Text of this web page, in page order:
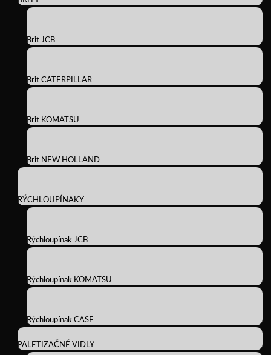
Brit JCB
Brit CATERPILLAR
Brit KOMATSU
Brit NEW HOLLAND
RÝCHLOUPÍNAKY
Rýchloupínak JCB
Rýchloupínak KOMATSU
Rýchloupínak CASE
PALETIZAČNÉ VIDLY